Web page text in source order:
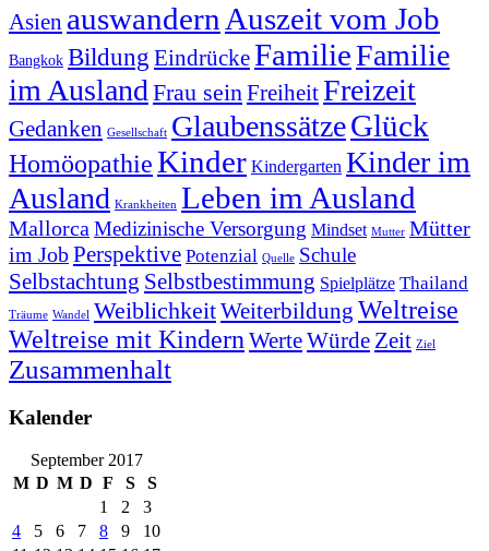
Asien auswandern Auszeit vom Job
Bangkok Bildung EindrückeFamilieFamilie
im AuslandFrau seinFreiheitFreizeit
Gedanken Gesellschaft GlaubenssätzeGlück
HomöopathieKinder Kindergarten Kinder im
Ausland Krankheiten Leben im Ausland
Mallorca Medizinische Versorgung Mindset Mutter Mütter
im JobPerspektive Potenzial Quelle Schule
Selbstachtung Selbstbestimmung Spielplätze Thailand
Träume Wandel WeiblichkeitWeiterbildung Weltreise
Weltreise mit KindernWerteWürde Zeit Ziel
Zusammenhalt
Kalender
September 2017
M D M D F S
S
1
2
3
4
5 6 7 8 9
10